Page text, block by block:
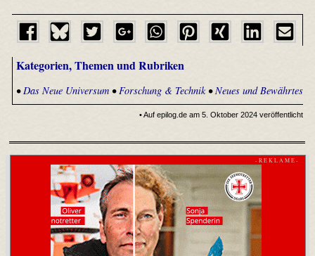
Kategorien, Themen und Rubriken
• Das Neue Universum• Forschung & Technik•Neues und Bewährtes
• Auf epilog.de am 5. Oktober 2024 veröffentlicht
- R E K L A M E -